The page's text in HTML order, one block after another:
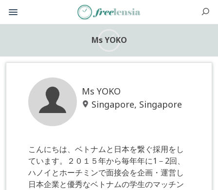
Ms YOKO
Ms YOKO
Singapore, Singapore
こんにちは、ベトナムと日本を繋ぐ採用をし
ています。２０１５年から毎年年に1－2回、
ハノイとホーチミンで面接会を企画・運営し
日本企業と優秀なベトナムの学生のマッチン